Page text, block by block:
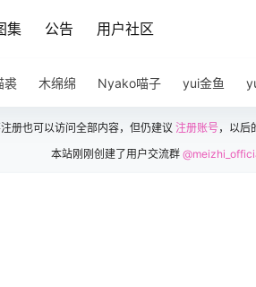
集 公告 用户社区
裘 木绵绵 Nyako喵子 yui金鱼
册也可以访问全部内容，但仍建议 注册账号，以后
本站刚刚创建了用户交流群